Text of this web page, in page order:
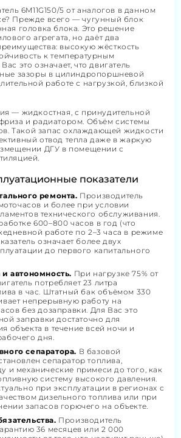
6M11G150/5 от аналогов в данном
Прежде всего — чугунный блок
головка блока. Это решение
агрегата, но даёт два
высокую жёсткость
к температурным
это означает, что двигатель
зазоры в цилиндропоршневой
работе с нагрузкой, близкой
— жидкостная, с принудительной
и радиатором. Объём системы
Такой запас охлаждающей жидкости
отвод тепла даже в жаркую
ДГУ в помещении с
показатели
ремонта. Производитель
и более при условии
технического обслуживания.
600–800 часов в год (что
работе по 2–3 часа в режиме
означает более двух
до первого капитального
автономность. При нагрузке 75% от
потребляет 23 литра
в час. Штатный бак объёмом 330
непрерывную работу на
без дозаправки. Для Вас это
заправки достаточно для
объекта в течение всей ночи и
дня.
сепаратора. В базовой
сепаратор топлива,
и механические примеси до того, как
систему высокого давления.
при эксплуатации в регионах с
дизельного топлива или при
запасов горючего на объекте.
Производитель
36 месяцев или 2 000